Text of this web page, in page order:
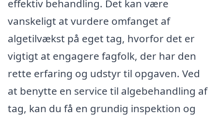
effektiv behandling. Det kan være
vanskeligt at vurdere omfanget af
algetilvækst på eget tag, hvorfor det er
vigtigt at engagere fagfolk, der har den
rette erfaring og udstyr til opgaven. Ved
at benytte en service til algebehandling af
tag, kan du få en grundig inspektion og